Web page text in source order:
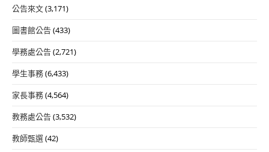
公告來文(3,171)
圖書館公告(433)
學務處公告(2,721)
學生事務(6,433)
家長事務(4,564)
教務處公告(3,532)
教師甄選(42)